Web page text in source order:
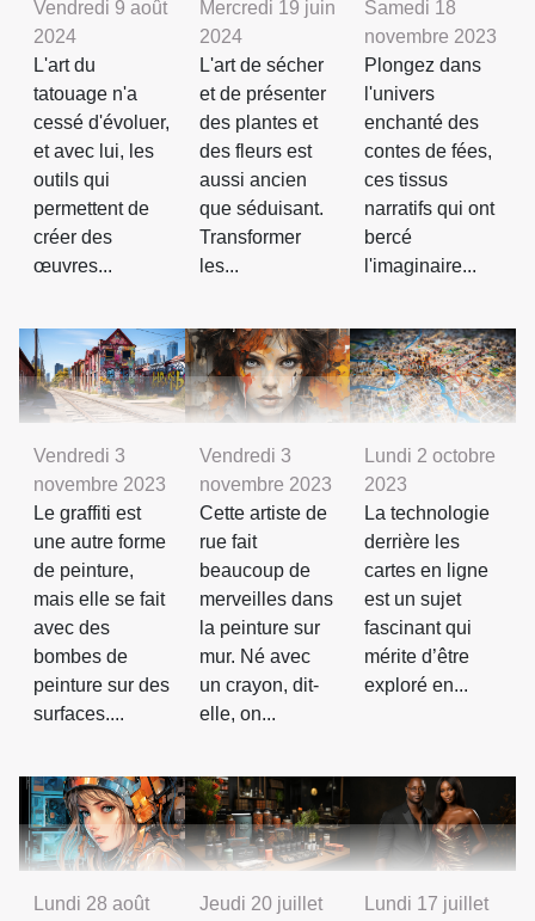
Vendredi 9 août
2024
L'art du
tatouage n'a
cessé d'évoluer,
et avec lui, les
outils qui
permettent de
créer des
œuvres...
Mercredi 19 juin
2024
L'art de sécher
et de présenter
des plantes et
des fleurs est
aussi ancien
que séduisant.
Transformer
les...
Samedi 18
novembre 2023
Plongez dans
l'univers
enchanté des
contes de fées,
ces tissus
narratifs qui ont
bercé
l'imaginaire...
Vendredi 3
novembre 2023
Le graffiti est
une autre forme
de peinture,
mais elle se fait
avec des
bombes de
peinture sur des
surfaces....
Vendredi 3
novembre 2023
Cette artiste de
rue fait
beaucoup de
merveilles dans
la peinture sur
mur. Né avec
un crayon, dit-
elle, on...
Lundi 2 octobre
2023
La technologie
derrière les
cartes en ligne
est un sujet
fascinant qui
mérite d’être
exploré en...
Lundi 28 août
Jeudi 20 juillet
Lundi 17 juillet